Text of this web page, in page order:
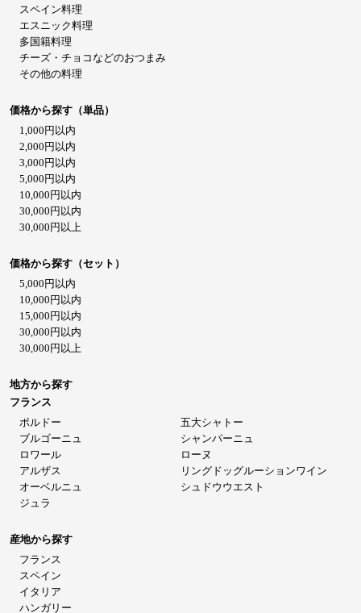
スペイン料理
エスニック料理
多国籍料理
チーズ・チョコなどのおつまみ
その他の料理
価格から探す（単品）
1,000円以内
2,000円以内
3,000円以内
5,000円以内
10,000円以内
30,000円以内
30,000円以上
価格から探す（セット）
5,000円以内
10,000円以内
15,000円以内
30,000円以内
30,000円以上
地方から探す
フランス
ボルドー
五大シャトー
ブルゴーニュ
シャンパーニュ
ロワール
ローヌ
アルザス
リングドッグルーションワイン
オーベルニュ
シュドウウエスト
ジュラ
産地から探す
フランス
スペイン
イタリア
ハンガリー